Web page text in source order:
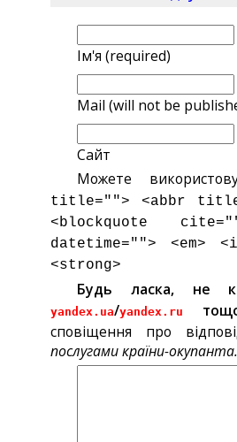
Ім'я (required)
Mail (will not be
Сайт
Можете
title=""> <abbr
<blockquote
datetime=""> <em>
<strong>
Будь ласка, не
yandex.ua/yandex.ru
сповіщення про
послугами країни-